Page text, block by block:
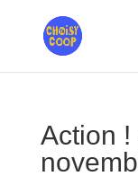
Action !